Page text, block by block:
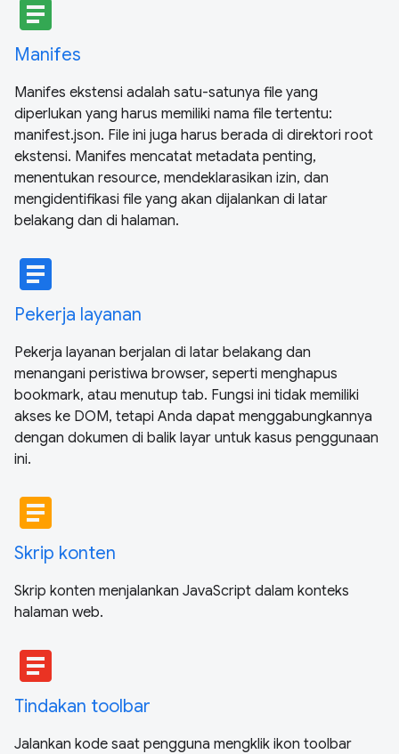
article
Manifes
Manifes ekstensi adalah satu-satunya file yang
diperlukan yang harus memiliki nama file tertentu:
manifest.json. File ini juga harus berada di direktori root
ekstensi. Manifes mencatat metadata penting,
menentukan resource, mendeklarasikan izin, dan
mengidentifikasi file yang akan dijalankan di latar
belakang dan di halaman.
article
Pekerja layanan
Pekerja layanan berjalan di latar belakang dan
menangani peristiwa browser, seperti menghapus
bookmark, atau menutup tab. Fungsi ini tidak memiliki
akses ke DOM, tetapi Anda dapat menggabungkannya
dengan dokumen di balik layar untuk kasus penggunaan
ini.
article
Skrip konten
Skrip konten menjalankan JavaScript dalam konteks
halaman web.
article
Tindakan toolbar
Jalankan kode saat pengguna mengklik ikon toolbar